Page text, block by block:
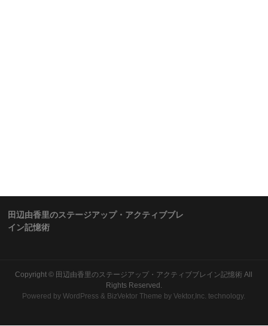
田辺由香里のステージアップ・アクティブブレ
イン記憶術
Copyright © 田辺由香里のステージアップ・アクティブブレイン記憶術 All
Rights Reserved.
Powered byWordPress & BizVektor Theme by Vektor,Inc. technology.